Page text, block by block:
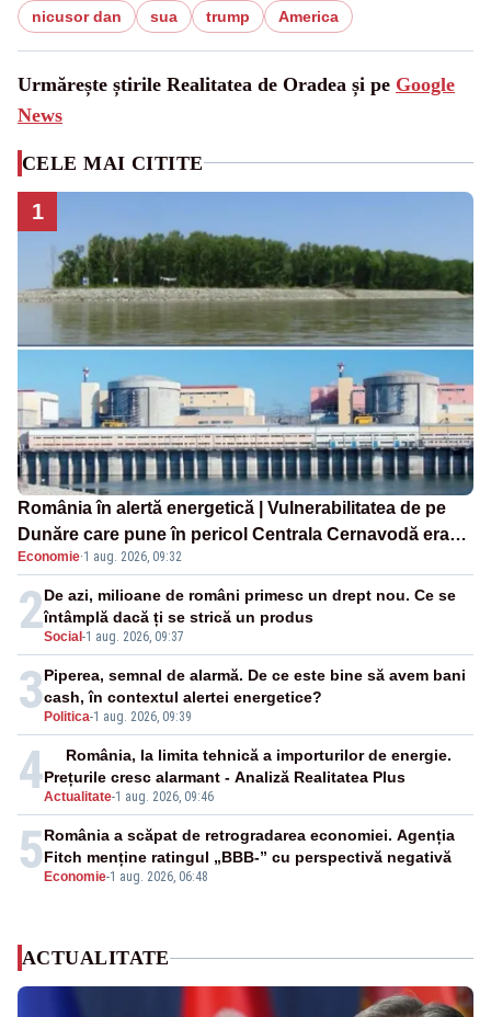
nicusor dan sua trump America
Urmărește știrile Realitatea de Oradea și pe Google
News
CELE MAI CITITE
1
România în alertă energetică | Vulnerabilitatea de pe
Dunăre care pune în pericol Centrala Cernavodă era
cunoscută de pe vremea lui Ceaușescu
Economie·1 aug. 2026, 09:32
2Social -1 aug. 2026, 09:37
De azi, milioane de români primesc un drept nou. Ce se
întâmplă dacă ți se strică un produs
3 Politica-1 aug. 2026, 09:39
Piperea, semnal de alarmă. De ce este bine să avem bani
cash, în contextul alertei energetice?
4Actualitate-1 aug. 2026, 09:46
România, la limita tehnică a importurilor de energie.
Prețurile cresc alarmant - Analiză Realitatea Plus
5 Economie-1 aug. 2026, 06:48
România a scăpat de retrogradarea economiei. Agenția
Fitch menține ratingul „BBB-” cu perspectivă negativă
ACTUALITATE